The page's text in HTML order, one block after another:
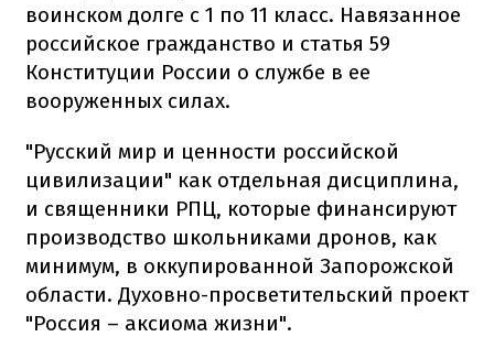
воинском долге с 1 по 11 класс. Навязанное
российское гражданство и статья 59
Конституции России о службе в ее
вооруженных силах.
"Русский мир и ценности российской
цивилизации" как отдельная дисциплина,
и священники РПЦ, которые финансируют
производство школьниками дронов, как
минимум, в оккупированной Запорожской
области. Духовно-просветительский проект
"Россия – аксиома жизни".